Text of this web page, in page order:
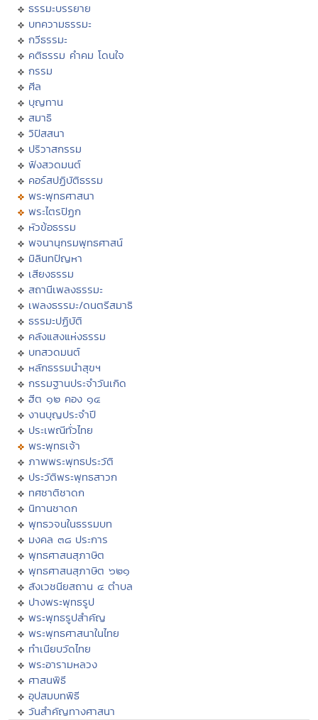
ธรรมะบรรยาย
บทความธรรมะ
กวีธรรมะ
คติธรรม คำคม โดนใจ
กรรม
ศีล
บุญทาน
สมาธิ
วิปัสสนา
ปริวาสกรรม
ฟังสวดมนต์
คอร์สปฏิบัติธรรม
พระพุทธศาสนา
พระไตรปิฏก
หัวข้อธรรม
พจนานุกรมพุทธศาสน์
มิลินทปัญหา
เสียงธรรม
สถานีเพลงธรรมะ
เพลงธรรมะ/ดนตรีสมาธิ
ธรรมะปฏิบัติ
คลังแสงแห่งธรรม
บทสวดมนต์
หลักธรรมนำสุขฯ
กรรมฐานประจำวันเกิด
ฮีต ๑๒ คอง ๑๔
งานบุญประจำปี
ประเพณีทั่วไทย
พระพุทธเจ้า
ภาพพระพุทธประวัติ
ประวัติพระพุทธสาวก
ทศชาติชาดก
นิทานชาดก
พุทธวจนในธรรมบท
มงคล ๓๘ ประการ
พุทธศาสนสุภาษิต
พุทธศาสนสุภาษิต ๖๒๑
สังเวชนียสถาน ๔ ตำบล
ปางพระพุทธรูป
พระพุทธรูปสำคัญ
พระพุทธศาสนาในไทย
ทำเนียบวัดไทย
พระอารามหลวง
ศาสนพิธี
อุปสมบทพิธี
วันสำคัญทางศาสนา